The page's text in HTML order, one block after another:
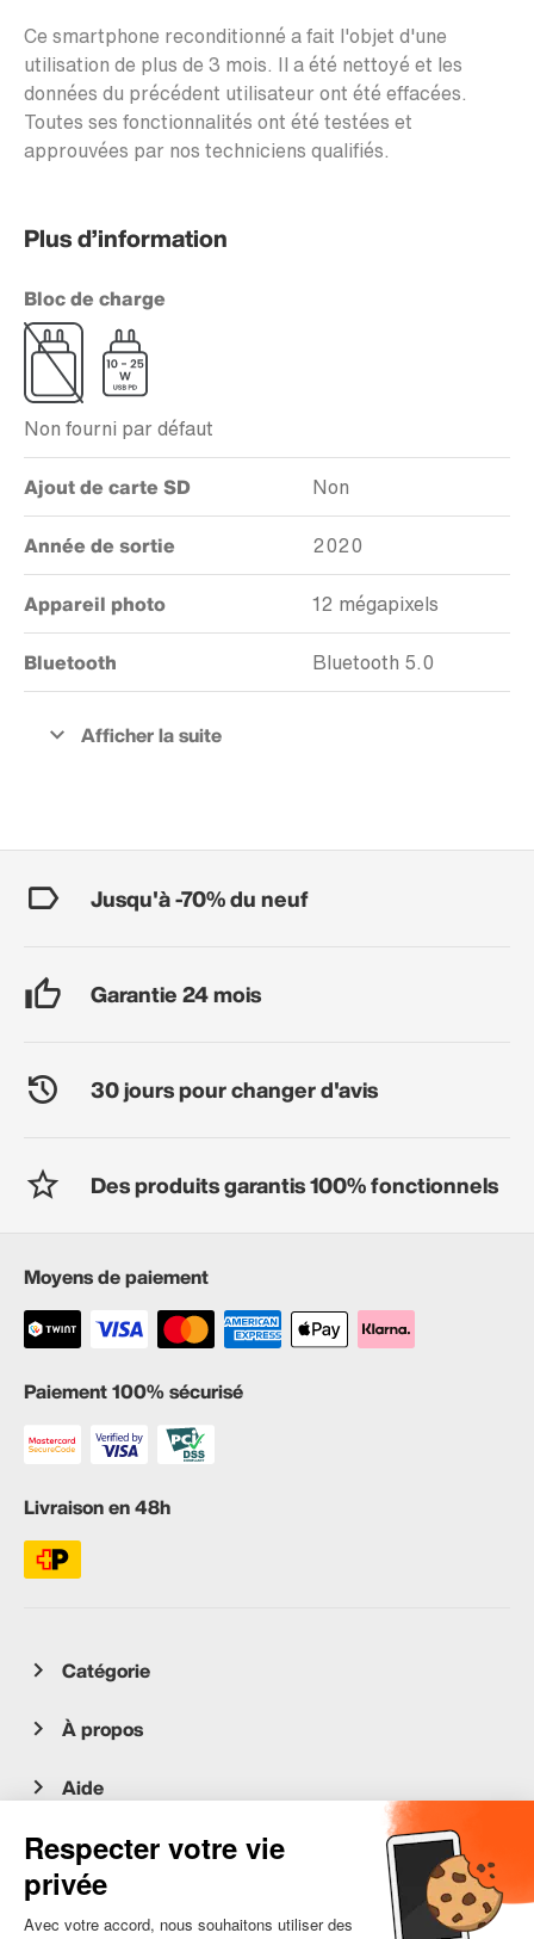
Ce smartphone reconditionné a fait l'objet d'une
utilisation de plus de 3 mois. Il a été nettoyé et les
données du précédent utilisateur ont été effacées.
Toutes ses fonctionnalités ont été testées et
approuvées par nos techniciens qualifiés.
Plus d’information
Bloc de charge
Non fourni par défaut
Ajout de carte SD Non
Année de sortie 2020
Appareil photo 12 mégapixels
Bluetooth Bluetooth 5.0
Jusqu'à -70% du neuf
Garantie 24 mois
30 jours pour changer d'avis
Des produits garantis 100% fonctionnels
Moyens de paiement
Paiement 100% sécurisé
Livraison en 48h
Catégorie
À propos
Aide
Service client
occasion.migros.mobile@recommerce.com